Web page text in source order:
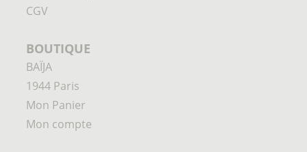
CGV
BOUTIQUE
BAÏJA
1944 Paris
Mon Panier
Mon compte